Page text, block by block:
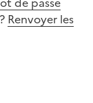
Renvoyer les